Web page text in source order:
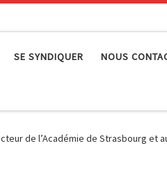
SE SYNDIQUER NOUS
de l’Académie de Strasbourg et